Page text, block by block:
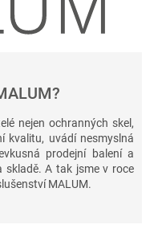
nejen ochranných skel,
kvalitu, uvádí nesmyslná
prodejní balení a
skladě. A tak jsme v roce
MALUM.